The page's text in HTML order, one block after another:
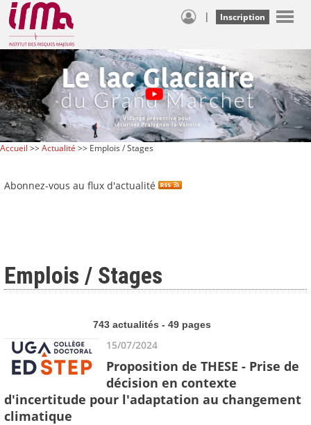
| Inscription
Accueil >>Actualité >> Emplois / Stages
Abonnez-vous au flux d'actualité
Emplois / Stages
743 actualités - 49 pages
15/07/2024
Proposition de THESE - Prise de
décision en contexte
d'incertitude pour l'adaptation au changement
climatique